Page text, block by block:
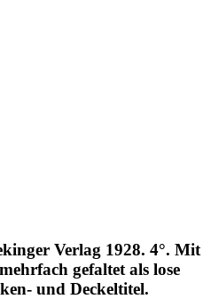
Verlag 1928. 4°. Mit
gefaltet als lose
und Deckeltitel.